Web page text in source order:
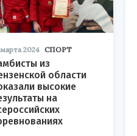
марта 2024 СПОРТ
из
области
высокие
на